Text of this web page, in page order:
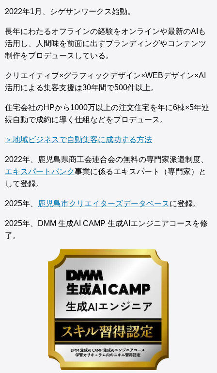
2022年1月、シゲサンワークス始動。
長年にわたるオフラインの経験をオンラインや最新のAIも
活用し、人間味を前面に出すブランディングやコンテンツ
制作をプロデュースしている。
クリエイティブ×グラフィックデザイン×WEBデザイン×AI
活用による集客支援は30年間で500件以上。
住宅会社のHPから1000万以上の注文住宅を年に6棟×5年連
続自動で成約に導く仕組などをプロデュース。
＞地域ビジネスで自動集客に成功する方法
2022年、鹿児島県商工会連合会の無料の専門家派遣制度、
エキスパートバンク事業に係るエキスパート（専門家）と
して登録。
2025年、 鹿児島市クリエイターズデータベースに登録。
2025年、DMM 生成AI CAMP 生成AIエンジニアコースを修
了。